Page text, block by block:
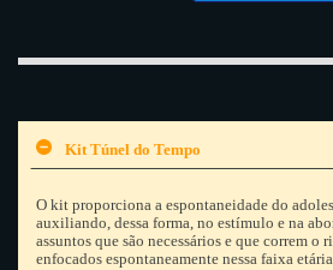
Kit Túnel do Tempo
O kit proporciona a espontaneidade do
auxiliando, dessa forma, no estímulo e na
assuntos que são necessários e que correm o
enfocados espontaneamente nessa faixa